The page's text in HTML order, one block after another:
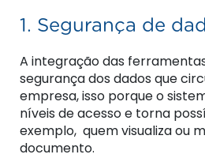
1. Segurança de
A integração das
segurança dos dados que
empresa, isso porque o
níveis de acesso e torna
exemplo, quem visualiza ou
documento.